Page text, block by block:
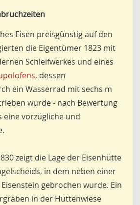
Eisen preisgünstig auf den
die Eigentümer 1823 mit
Schleifwerkes und eines
, dessen
ein Wasserrad mit sechs m
wurde - nach Bewertung
eine vorzügliche und
zeigt die Lage der Eisenhütte
in dem neben einer
gebrochen wurde. Ein
in der Hüttenwiese